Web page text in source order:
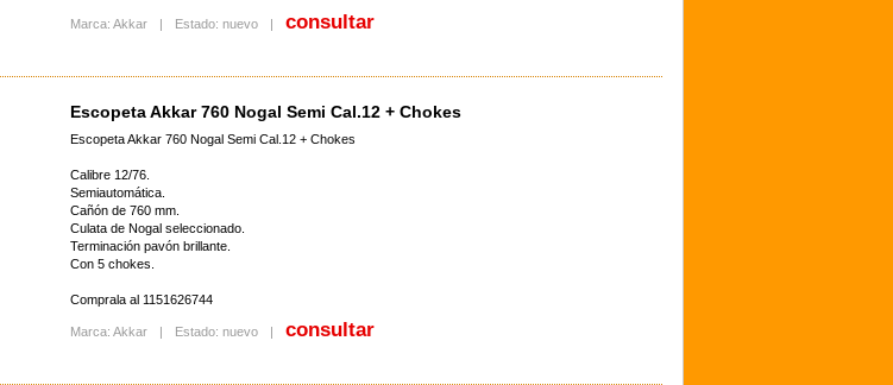
Marca: Akkar | Estado: nuevo | consultar
Escopeta Akkar 760 Nogal Semi Cal.12 + Chokes
Escopeta Akkar 760 Nogal Semi Cal.12 + Chokes
Calibre 12/76.
Semiautomática.
Cañón de 760 mm.
Culata de Nogal seleccionado.
Terminación pavón brillante.
Con 5 chokes.
Comprala al 1151626744
Marca: Akkar | Estado: nuevo | consultar